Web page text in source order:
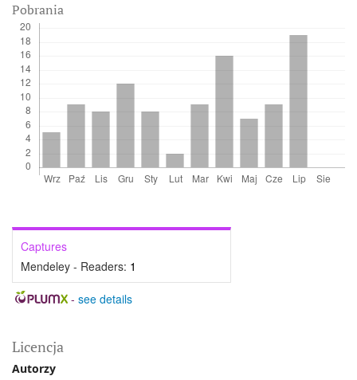
Pobrania
Captures
Mendeley - Readers: 1
- see details
Licencja
Autorzy